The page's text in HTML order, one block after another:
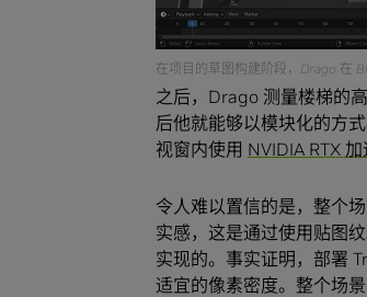
在项目的草图构建阶段，Drago 在
之后，Drago 测量楼梯的
后他就能够以模块化的方
视窗内使用 NVIDIA RTX
令人难以置信的是，整个
实感，这是通过使用贴图
实现的。事实证明，部署
适宜的像素密度。整个场